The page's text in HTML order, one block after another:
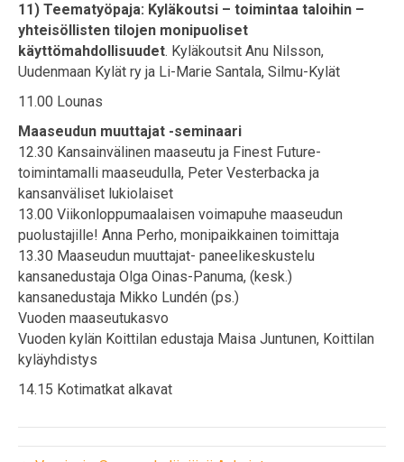
11) Teematyöpaja: Kyläkoutsi – toimintaa taloihin –
yhteisöllisten tilojen monipuoliset
käyttömahdollisuudet. Kyläkoutsit Anu Nilsson,
Uudenmaan Kylät ry ja Li-Marie Santala, Silmu-Kylät
11.00 Lounas
Maaseudun muuttajat -seminaari
12.30 Kansainvälinen maaseutu ja Finest Future-
toimintamalli maaseudulla, Peter Vesterbacka ja
kansanväliset lukiolaiset
13.00 Viikonloppumaalaisen voimapuhe maaseudun
puolustajille! Anna Perho, monipaikkainen toimittaja
13.30 Maaseudun muuttajat- paneelikeskustelu
kansanedustaja Olga Oinas-Panuma, (kesk.)
kansanedustaja Mikko Lundén (ps.)
Vuoden maaseutukasvo
Vuoden kylän Koittilan edustaja Maisa Juntunen, Koittilan
kyläyhdistys
14.15 Kotimatkat alkavat